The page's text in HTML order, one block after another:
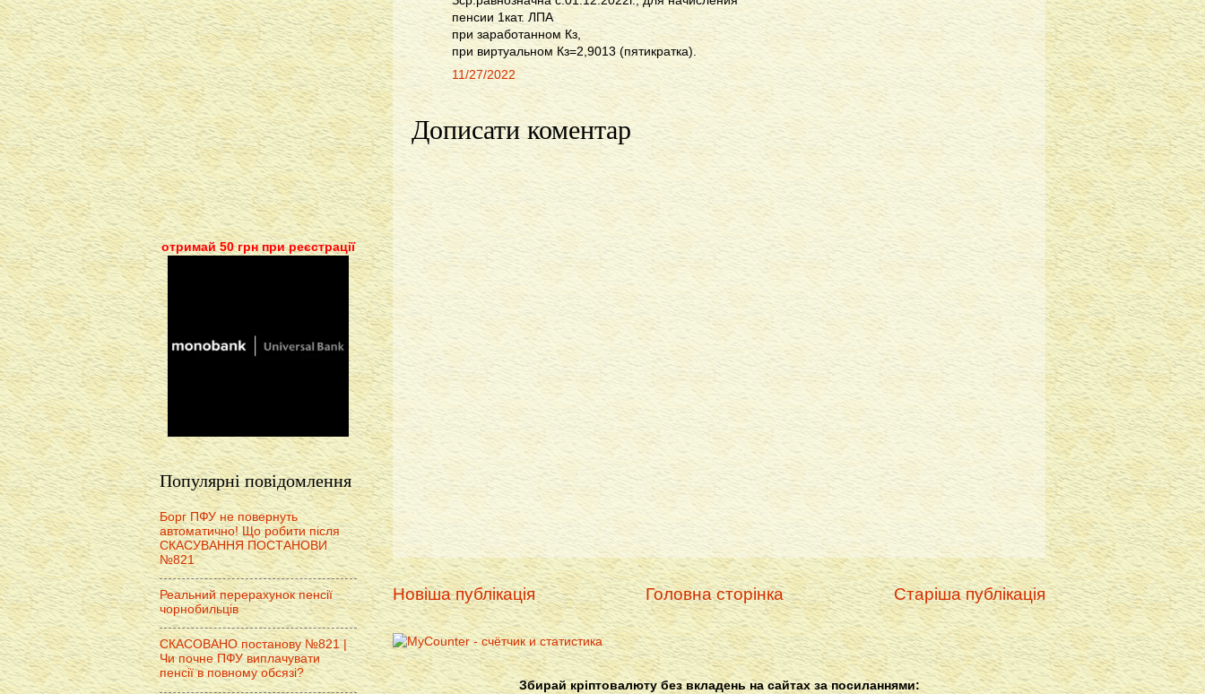
пенсии 1кат. ЛПА
при заработанном Кз,
при виртуальном Кз=2,9013 (пятикратка).
11/27/2022
Дописати коментар
Новіша публікація Старіша публікація
Головна сторінка
Збирай кріптовалюту без вкладень на сайтах за посиланнями:
отримай 50 грн при реєстрації
Популярні повідомлення
Борг ПФУ не повернуть
автоматично! Що робити після
СКАСУВАННЯ ПОСТАНОВИ
№821
Реальний перерахунок пенсії
чорнобильців
СКАСОВАНО постанову №821 |
Чи почне ПФУ виплачувати
пенсії в повному обсязі?